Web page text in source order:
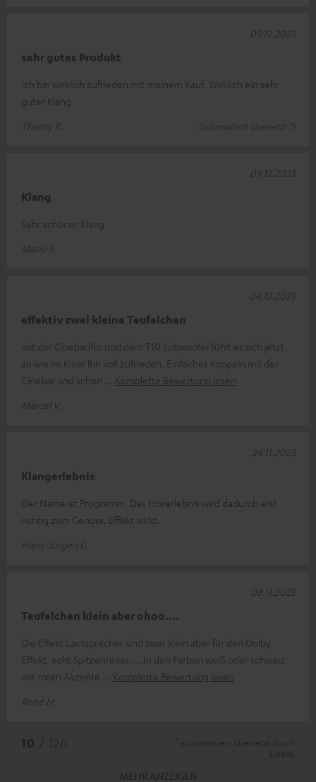
sehr gutes Produkt
Ich bin wirklich zufrieden mit meinem Kauf. Wirklich ein sehr
guter Klang
Thierry R.
(automatisch übersetzt *)
09.12.2023
Klang
Sehr schöner Klang
Mario S.
09.12.2023
effektiv zwei kleine Teufelchen
mit der CinebarPro und dem T10 Subwoofer fühlt es sich jetzt
an wie im Kino! Bin voll zufrieden. Einfaches koppeln mit der
Cinebar und schon
Komplette Bewertung lesen
Marcel V.
04.12.2023
Klangerlebnis
Der Name ist Programm. Das Hörerlebnis wird dadurch erst
richtig zum Genuss. Effekt wirkt.
Hans-Jürgen G.
24.11.2023
Teufelchen klein aber ohoo....
Die Effekt Lautsprecher sind zwar klein aber für den Dolby
Effekt, echt Spitzenreiter.....In den Farben weiß oder schwarz
mit roten Akzente
Komplette Bewertung lesen
René H.
08.11.2023